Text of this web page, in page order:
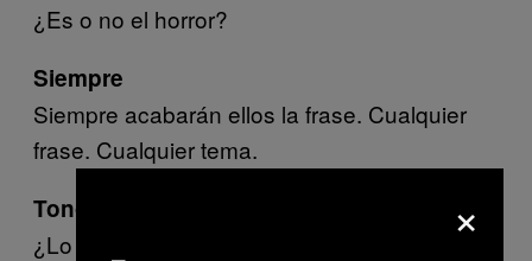
¿Es o no el horror?
Siempre
Siempre acabarán ellos la frase. Cualquier
frase. Cualquier tema.
Tono
¿Lo oís? Es su tono de voz. Forzando un ×